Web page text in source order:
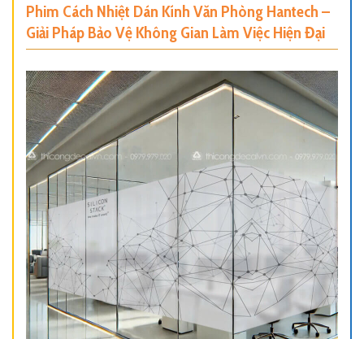
Phim Cách Nhiệt Dán Kính Văn Phòng Hantech –
Giải Pháp Bảo Vệ Không Gian Làm Việc Hiện Đại